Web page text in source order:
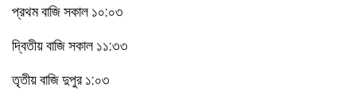
প্রথম বাজি সকাল ১০:০৩
দ্বিতীয় বাজি সকাল ১১:৩৩
তৃতীয় বাজি দুপুর ১:০৩